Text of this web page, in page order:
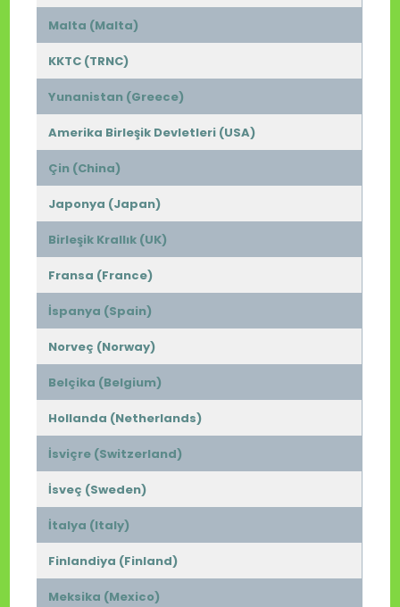
Malta (Malta)
KKTC (TRNC)
Yunanistan (Greece)
Amerika Birleşik Devletleri (USA)
Çin (China)
Japonya (Japan)
Birleşik Krallık (UK)
Fransa (France)
İspanya (Spain)
Norveç (Norway)
Belçika (Belgium)
Hollanda (Netherlands)
İsviçre (Switzerland)
İsveç (Sweden)
İtalya (Italy)
Finlandiya (Finland)
Meksika (Mexico)